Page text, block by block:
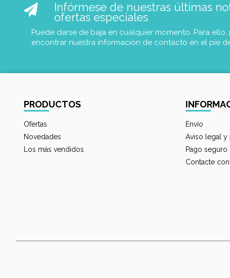
Infórmese de nuestras últimas
ofertas especiales
Puede darse de baja en cualquier momento. Para ello,
encontrar nuestra información de contacto en el pie
PRODUCTOS
Ofertas
Novedades
Los más vendidos
Envío
Aviso legal y
Pago seguro
Contacte